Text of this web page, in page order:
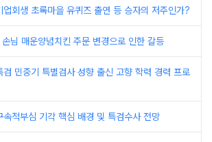
업회생 초록마을 유퀴즈 출연 등 승자의 저주인가?
님 매운양념치킨 주문 변경으로 인한 갈등
검 민중기 특별검사 성향 출신 고향 학력 경력 프로
속적부심 기각 핵심 배경 및 특검수사 전망